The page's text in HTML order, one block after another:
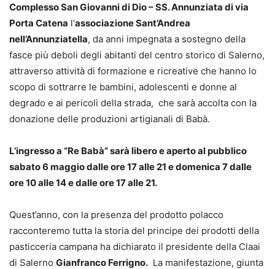
Complesso San Giovanni di Dio – SS. Annunziata di via
Porta Catena l’associazione Sant’Andrea
nell’Annunziatella, da anni impegnata a sostegno della
fasce più deboli degli abitanti del centro storico di Salerno,
attraverso attività di formazione e ricreative che hanno lo
scopo di sottrarre le bambini, adolescenti e donne al
degrado e ai pericoli della strada, che sarà accolta con la
donazione delle produzioni artigianali di Babà.
L’ingresso a “Re Babà” sarà libero e aperto al pubblico
sabato 6 maggio dalle ore 17 alle 21 e domenica 7 dalle
ore 10 alle 14 e dalle ore 17 alle 21.
Quest’anno, con la presenza del prodotto polacco
racconteremo tutta la storia del principe dei prodotti della
pasticceria campana ha dichiarato il presidente della Claai
di Salerno Gianfranco Ferrigno. La manifestazione, giunta